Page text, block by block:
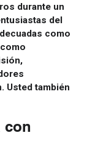
durante un
del
como
Usted también
con